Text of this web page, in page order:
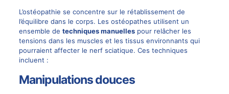
L’ostéopathie se concentre sur le rétablissement de
l’équilibre dans le corps. Les ostéopathes utilisent un
ensemble de techniques manuellespour relâcher les
tensions dans les muscles et les tissus environnants qui
pourraient affecter le nerf sciatique. Ces techniques
incluent :
Manipulations douces